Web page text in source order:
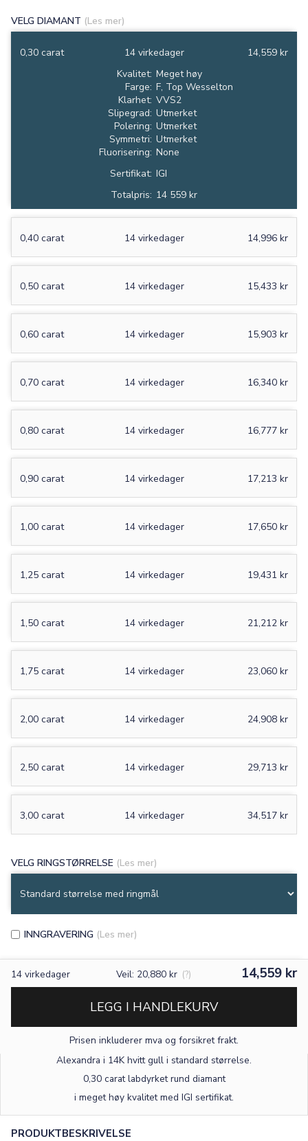
VELG DIAMANT (Les mer)
0,30 carat 14,559 kr
14 virkedager
Kvalitet: Meget høy
Farge: F, Top Wesselton
Klarhet: VVS2
Slipegrad: Utmerket
Polering: Utmerket
Symmetri: Utmerket
Fluorisering: None
Sertifikat: IGI
Totalpris: 14 559 kr
0,40 carat 14,996 kr
14 virkedager
0,50 carat 15,433 kr
14 virkedager
0,60 carat 15,903 kr
14 virkedager
0,70 carat 16,340 kr
14 virkedager
0,80 carat 16,777 kr
14 virkedager
0,90 carat 17,213 kr
14 virkedager
1,00 carat 17,650 kr
14 virkedager
1,25 carat 19,431 kr
14 virkedager
1,50 carat 21,212 kr
14 virkedager
1,75 carat 23,060 kr
14 virkedager
2,00 carat 24,908 kr
14 virkedager
2,50 carat 29,713 kr
14 virkedager
3,00 carat 34,517 kr
14 virkedager
VELG RINGSTØRRELSE (Les mer)
INNGRAVERING (Les mer)
14 virkedager Veil: 20,880 kr (?) 14,559 kr
LEGG I HANDLEKURV
Prisen inkluderer mva og forsikret frakt.
Alexandra i 14K hvitt gull i standard størrelse.
0,30 carat labdyrket rund diamant
i meget høy kvalitet med IGI sertifikat.
PRODUKTBESKRIVELSE